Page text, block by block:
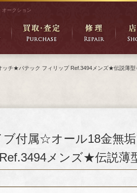
オークション
チ★パテック フィリップ Ref.3494メンズ★伝説薄型
ブ付属☆オール18金無
メンズ★伝説薄